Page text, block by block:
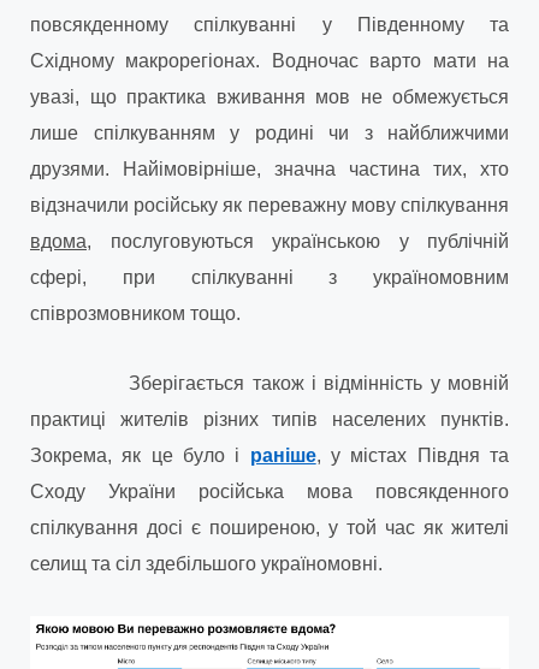
повсякденному спілкуванні у Південному та
Східному макрорегіонах. Водночас варто мати на
увазі, що практика вживання мов не обмежується
лише спілкуванням у родині чи з найближчими
друзями. Найімовірніше, значна частина тих, хто
відзначили російську як переважну мову спілкування
вдома, послуговуються українською у публічній
сфері, при спілкуванні з україномовним
співрозмовником тощо.
Зберігається також і відмінність у мовній
практиці жителів різних типів населених пунктів.
Зокрема, як це було і раніше, у містах Півдня та
Сходу України російська мова повсякденного
спілкування досі є поширеною, у той час як жителі
селищ та сіл здебільшого україномовні.